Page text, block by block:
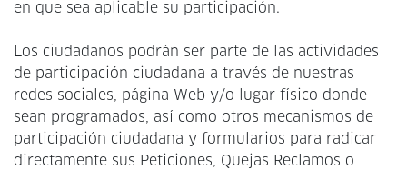
en que sea aplicable su participación.
Los ciudadanos podrán ser parte de las actividades
de participación ciudadana a través de nuestras
redes sociales, página Web y/o lugar físico donde
sean programados, así como otros mecanismos de
participación ciudadana y formularios para radicar
directamente sus Peticiones, Quejas Reclamos o